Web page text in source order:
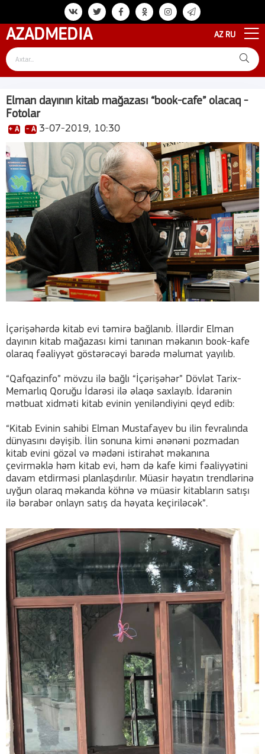
AZADMEDIA AZ RU
Elman dayının kitab mağazası “book-cafe” olacaq -
Fotolar
+ A - A 3-07-2019, 10:30
İçərişəhərdə kitab evi təmirə bağlanıb. İllərdir Elman
dayının kitab mağazası kimi tanınan məkanın book-kafe
olaraq fəaliyyət göstərəcəyi barədə məlumat yayılıb.
“Qafqazinfo” mövzu ilə bağlı “İçərişəhər” Dövlət Tarix-
Memarlıq Qoruğu İdarəsi ilə əlaqə saxlayıb. İdarənin
mətbuat xidməti kitab evinin yeniləndiyini qeyd edib:
“Kitab Evinin sahibi Elman Mustafayev bu ilin fevralında
dünyasını dəyişib. İlin sonuna kimi ənənəni pozmadan
kitab evini gözəl və mədəni istirahət məkanına
çevirməklə həm kitab evi, həm də kafe kimi fəaliyyətini
davam etdirməsi planlaşdırılır. Müasir həyatın trendlərinə
uyğun olaraq məkanda köhnə və müasir kitabların satışı
ilə bərabər onlayn satış da həyata keçiriləcək”.